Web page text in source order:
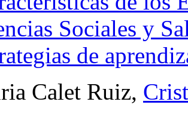
Sociales y
de
Calet Ruiz,